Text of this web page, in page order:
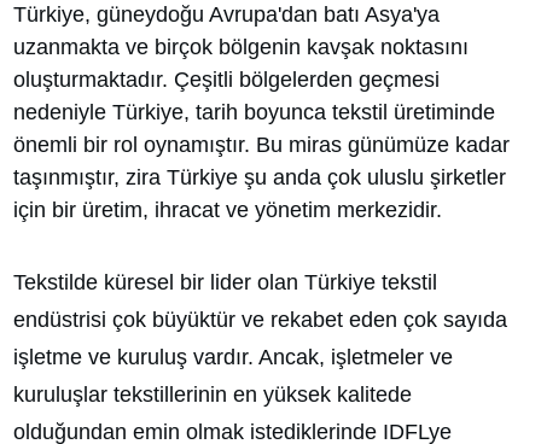
Türkiye, güneydoğu Avrupa'dan batı Asya'ya
uzanmakta ve birçok bölgenin kavşak noktasını
oluşturmaktadır. Çeşitli bölgelerden geçmesi
nedeniyle Türkiye, tarih boyunca tekstil üretiminde
önemli bir rol oynamıştır. Bu miras günümüze kadar
taşınmıştır, zira Türkiye şu anda çok uluslu şirketler
için bir üretim, ihracat ve yönetim merkezidir.
Tekstilde küresel bir lider olan Türkiye tekstil
endüstrisi çok büyüktür ve rekabet eden çok sayıda
işletme ve kuruluş vardır. Ancak, işletmeler ve
kuruluşlar tekstillerinin en yüksek kalitede
olduğundan emin olmak istediklerinde IDFLye